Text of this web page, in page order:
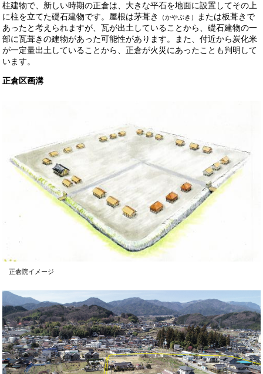
柱建物で、新しい時期の正倉は、大きな平石を地面に設置してその上
に柱を立てた礎石建物です。屋根は茅葺き
（かやぶき）
または板葺きで
あったと考えられますが、瓦が出土していることから、礎石建物の一
部に瓦葺きの建物があった可能性があります。また、付近から炭化米
が一定量出土していることから、正倉が火災にあったことも判明して
います。
正倉区画溝
正倉院イメージ